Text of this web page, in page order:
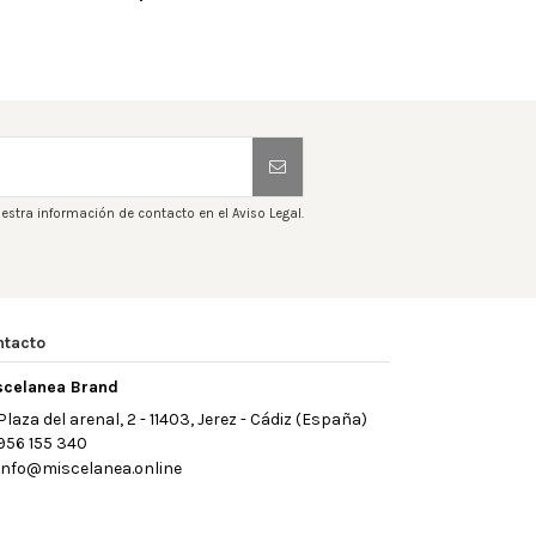
información de contacto en el Aviso Legal.
Brand
del arenal, 2 - 11403, Jerez - Cádiz (España)
155 340